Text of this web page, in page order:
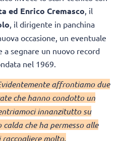
ed Enrico Cremasco , il
, il dirigente in panchina
occasione, un eventuale
segnare un nuovo record
nel 1969.
affrontiamo due
che hanno condotto un
innanzitutto su
che ha permesso alle
molto.